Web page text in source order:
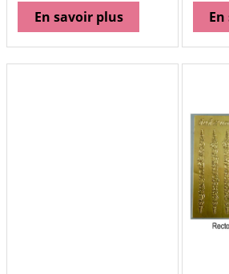
En savoir plus